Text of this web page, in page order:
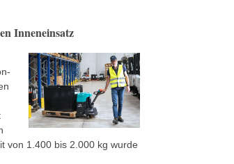
Inneneinsatz
von 1.400 bis 2.000 kg wurde